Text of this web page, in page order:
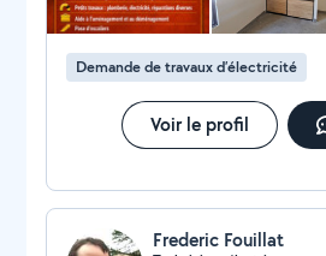
Demande de travaux d’électricité
Voir le profil
Frederic Fouillat